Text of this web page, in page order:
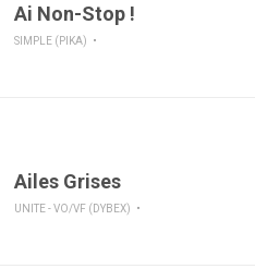
Ai Non-Stop !
SIMPLE (PIKA)
Ailes Grises
UNITE - VO/VF (DYBEX)